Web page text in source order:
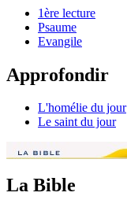
1ère lecture
Psaume
Evangile
Approfondir
L'homélie du jour
Le saint du jour
La Bible